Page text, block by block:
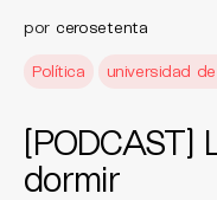
por cerosetenta
Política universidad
[PODCAST]
dormir